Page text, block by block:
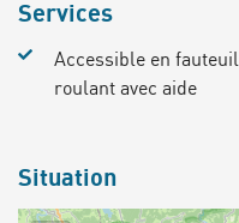
Services
Accessible en fauteuil
roulant avec aide
Situation